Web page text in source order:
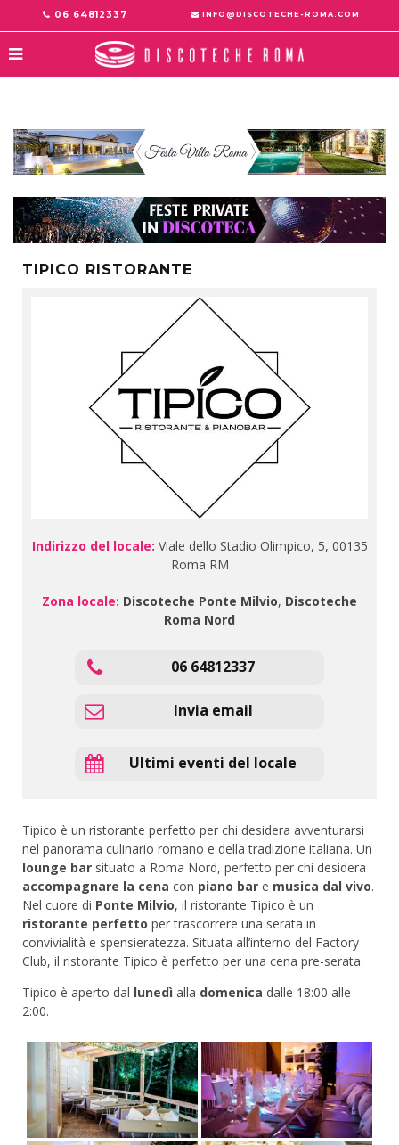
06 64812337 INFO@DISCOTECHE-ROMA.COM
TIPICO RISTORANTE
Indirizzo del locale: Viale dello Stadio Olimpico, 5, 00135
Roma RM
Zona locale: Discoteche Ponte Milvio, Discoteche
Roma Nord
06 64812337
Invia email
Ultimi eventi del locale
Tipico è un ristorante perfetto per chi desidera avventurarsi
nel panorama culinario romano e della tradizione italiana. Un
lounge bar situato a Roma Nord, perfetto per chi desidera
accompagnare la cena con piano bar e musica dal vivo.
Nel cuore di Ponte Milvio, il ristorante Tipico è un
ristorante perfetto per trascorrere una serata in
convivialità e spensieratezza. Situata all’interno del Factory
Club, il ristorante Tipico è perfetto per una cena pre-serata.
Tipico è aperto dal lunedì alla domenica dalle 18:00 alle
2:00.